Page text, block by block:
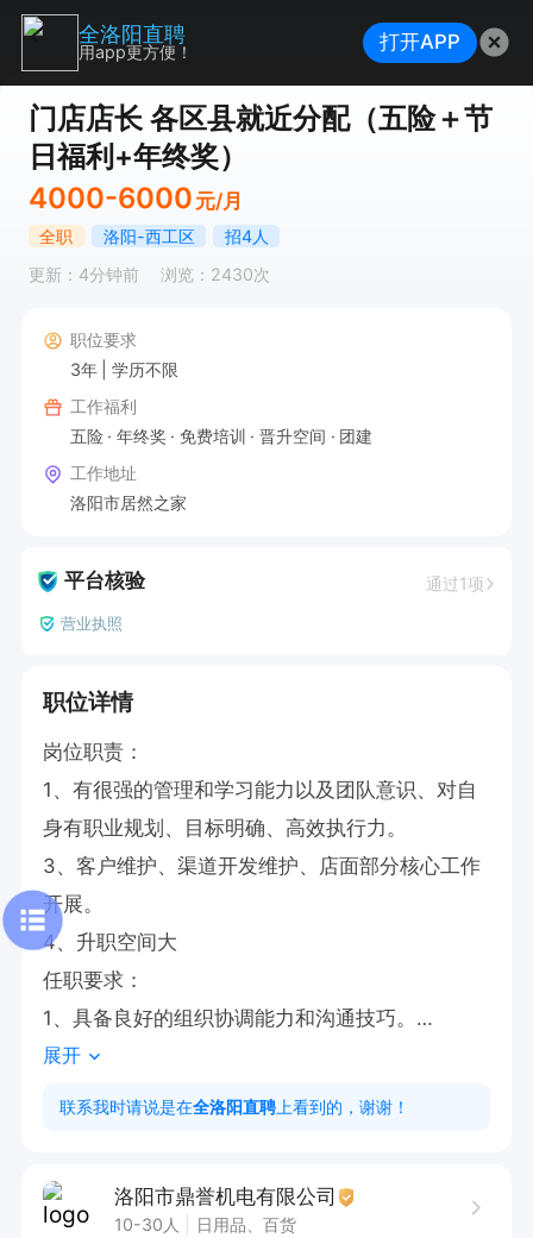
门店店长 各区县就近分配（五险＋节
日福利+年终奖）
4000-6000 元/月
全职 洛阳-西工区
招4人
更新：4分钟前
浏览：2430次
职位要求
3年
学历不限
工作福利
五险
年终奖 免费培训 晋升空间
团建
工作地址
洛阳市居然之家
平台核验 通过1项
营业执照
职位详情
岗位职责：
1、有很强的管理和学习能力以及团队意识、对自
身有职业规划、目标明确、高效执行力。
3、客户维护、渠道开发维护、店面部分核心工作
开展。
4、升职空间大
任职要求：
1、具备良好的组织协调能力和沟通技巧。
2、性格开朗温和、乐于社交、为人正直、高效执
行力，沟通能力强，做事注重效率，有责任心有管
展开
联系我时请说是在全洛阳直聘 上看到的，谢谢！
洛阳市鼎誉机电有限公司
10-30人 日用品、百货
全洛阳直聘
用app更方便！ 打开APP